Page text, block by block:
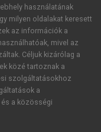
használatának
milyen oldalakat keresett
az információk a
mivel az
Céljuk kizárólag a
közé tartoznak a
szolgáltatásokhoz
a
és a közösségi